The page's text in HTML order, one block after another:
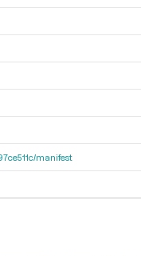
manifest